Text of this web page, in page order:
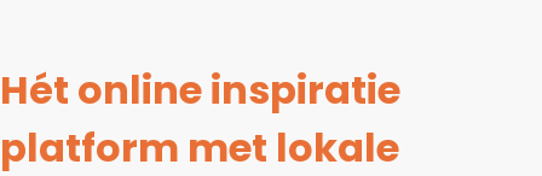
Hét online inspiratie
platform met lokale